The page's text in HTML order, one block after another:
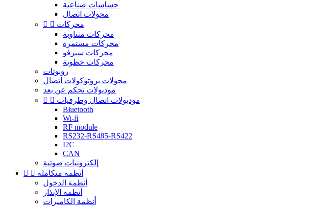
حساسات صناعية
محولات اتصال
  محركات
محركات متناوبة
محركات مستمرة
محركات سيرفو
محركات خطوية
روبوتات
محولات بروتوكولات اتصال
موديولات تحكم عن بعد
  موديولات اتصال وطرفيات
Bluetooth
Wi-fi
RF module
RS232-RS485-RS422
I2C
CAN
إلكترونيات صوتية
  أنظمة متكاملة
أنظمة الدخول
أنظمة الإنذار
أنظمة الكاميرات